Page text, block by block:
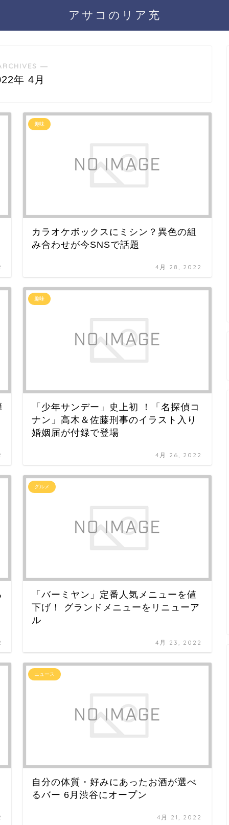
アサコのリア充
―
年 4月
趣味
カラオケボックスにミシン？異色の組
み合わせが今SNSで話題
4月 28, 2022
趣味
「少年サンデー」史上初 ！「名探偵コ
ナン」高木＆佐藤刑事のイラスト入り
婚姻届が付録で登場
4月 26, 2022
グルメ
「バーミヤン」定番人気メニューを値
下げ！ グランドメニューをリニューア
ル
4月 23, 2022
ニュース
自分の体質・好みにあったお酒が選べ
るバー 6月渋谷にオープン
4月 21, 2022